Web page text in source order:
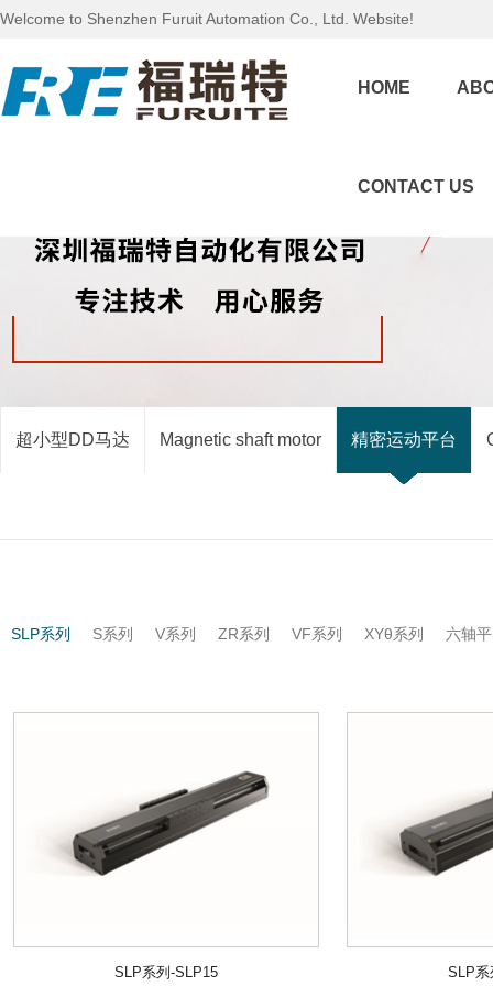
Welcome to Shenzhen Furuit Automation Co., Ltd. Website!
HOME
CONTACT US
超小型DD马达 Magnetic shaft motor 精密运动平台
SLP系列 S系列 V系列 ZR系列 VF系列 XYθ系列 六轴
SLP系列-SLP15 SLP系